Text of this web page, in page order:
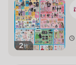
2枚